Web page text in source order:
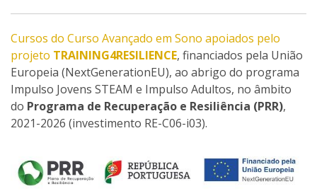
Cursos do Curso Avançado em Sono apoiados pelo
projeto TRAINING4RESILIENCE, financiados pela União
Europeia (NextGenerationEU), ao abrigo do programa
Impulso Jovens STEAM e Impulso Adultos, no âmbito
do Programa de Recuperação e Resiliência (PRR),
2021-2026 (investimento RE-C06-i03).